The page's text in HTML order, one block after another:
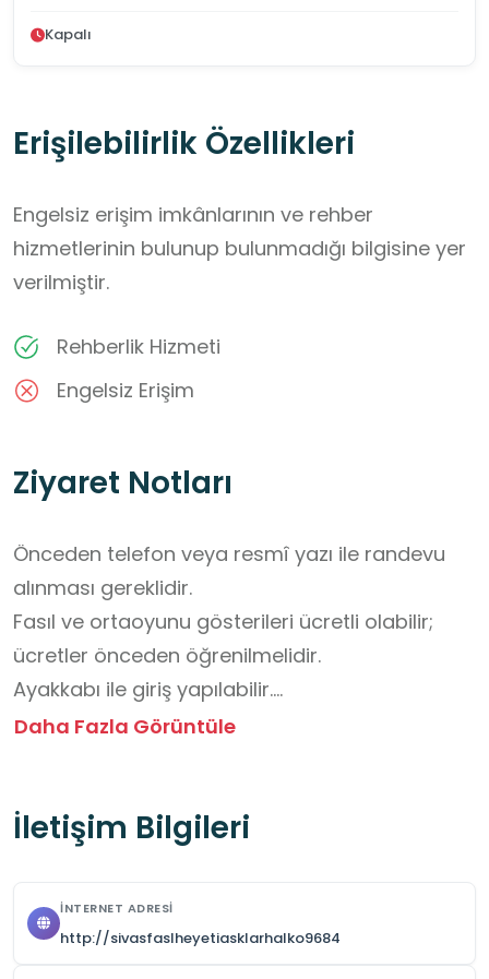
Kapalı
Erişilebilirlik Özellikleri
Engelsiz erişim imkânlarının ve rehber
hizmetlerinin bulunup bulunmadığı bilgisine yer
verilmiştir.
Rehberlik Hizmeti
Engelsiz Erişim
Ziyaret Notları
Önceden telefon veya resmî yazı ile randevu
alınması gereklidir.
Fasıl ve ortaoyunu gösterileri ücretli olabilir;
ücretler önceden öğrenilmelidir.
Ayakkabı ile giriş yapılabilir.
Yiyecek ve içecek getirilmesi yasaktır.
Toplu ziyaretlerde en fazla 80 kişi kabul
grup hâlinde hareket etmelidir.
Daha Fazla Görüntüle
İletişim Bilgileri
İNTERNET ADRESI
http://sivasfaslheyetiasklarhalko9684